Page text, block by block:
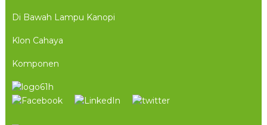
Di Bawah Lampu Kanopi
Klon Cahaya
Komponen